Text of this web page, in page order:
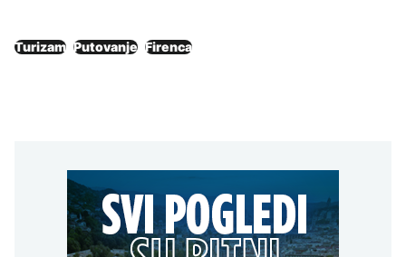
Turizam Putovanje Firenca